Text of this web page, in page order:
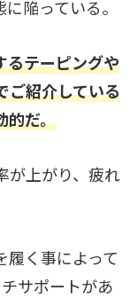
陥っている。
るテーピングや
ご紹介している
的だ。
が上がり、疲れ
履く事によって
サポートがあ